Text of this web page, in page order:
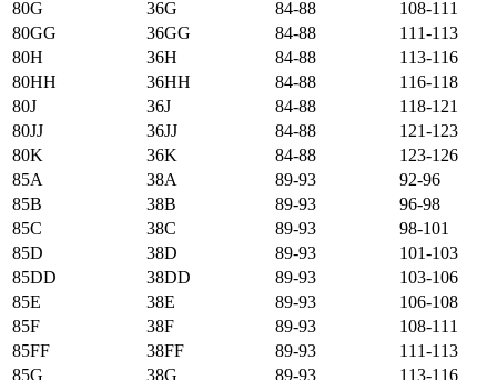
80G
36G 84-88
108-111
80GG
36GG 84-88
111-113
80H
36H 84-88
113-116
80HH
36HH 84-88
116-118
80J
36J 84-88
118-121
80JJ
36JJ 84-88
121-123
80K
36K 84-88
123-126
85А
38А 89-93
92-96
85B
38B 89-93
96-98
85C
38C 89-93
98-101
85D
38D 89-93
101-103
85DD
38DD 89-93
103-106
85E
38E 89-93
106-108
85F
38F 89-93
108-111
85FF
38FF 89-93
111-113
85G
38G 89-93 113-116